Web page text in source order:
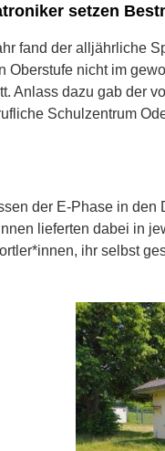
setzen
fand der alljährliche
Oberstufe nicht im
Anlass dazu gab der
Schulzentrum
der E-Phase in
lieferten dabei in
ihr selbst